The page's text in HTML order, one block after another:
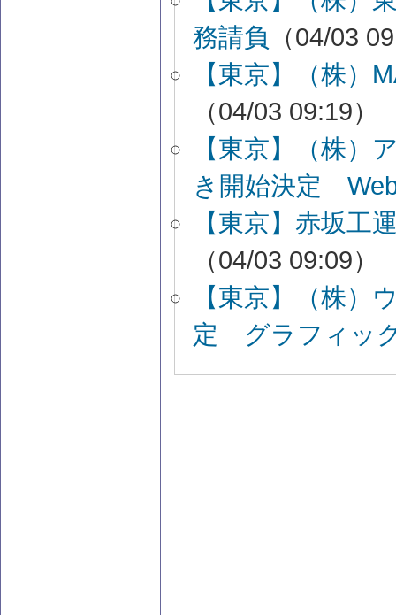
務請負
（04/03
【東京】（株）
（04/03 09:19）
【東京】（株）
き開始決定
【東京】赤坂工
（04/03 09:09）
【東京】（株）
定 グラフィッ